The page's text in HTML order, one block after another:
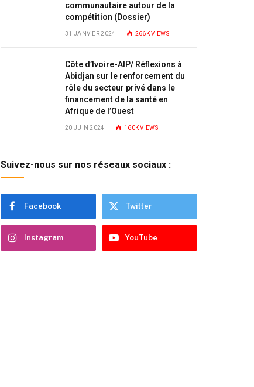
communautaire autour de la
compétition (Dossier)
31 JANVIER 2024 266KVIEWS
Côte d’Ivoire-AIP/ Réflexions à
Abidjan sur le renforcement du
rôle du secteur privé dans le
financement de la santé en
Afrique de l’Ouest
20 JUIN 2024 160KVIEWS
Suivez-nous sur nos réseaux sociaux :
Facebook Twitter
Instagram YouTube